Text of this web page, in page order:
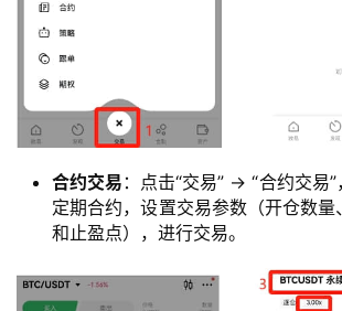
合约交易 ：点击“交易” -> “合约交易
定期合约，设置交易参数（开仓数
和止盈点），进行交易。